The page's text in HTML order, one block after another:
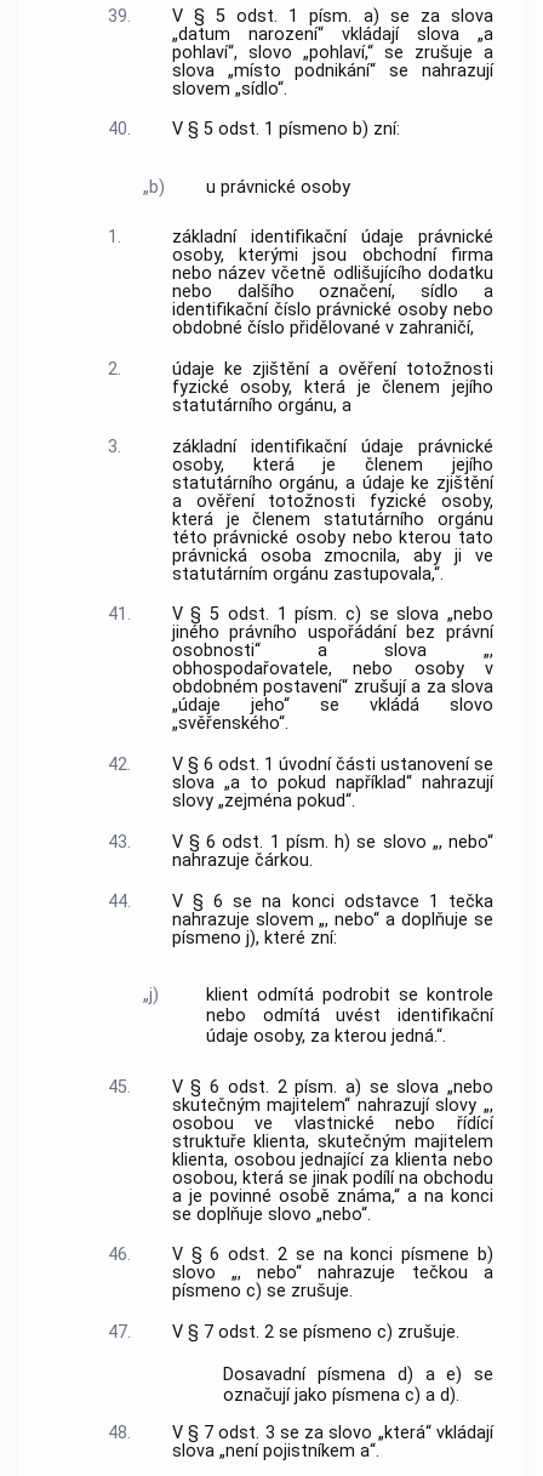
39.
V § 5 odst. 1 písm. a) se za slova
„datum narození“ vkládají slova „a
pohlaví“, slovo „pohlaví,“ se zrušuje a
slova „místo podnikání“ se nahrazují
slovem „sídlo“.
40.
V § 5 odst. 1 písmeno b) zní:
„b) u právnické osoby
1.
základní identifikační údaje právnické
osoby, kterými jsou obchodní firma
nebo název včetně odlišujícího dodatku
nebo dalšího označení, sídlo a
identifikační číslo právnické osoby nebo
obdobné číslo přidělované v zahraničí,
2.
údaje ke zjištění a ověření totožnosti
fyzické osoby, která je členem jejího
statutárního orgánu, a
3.
základní identifikační údaje právnické
osoby, která je členem jejího
statutárního orgánu, a údaje ke zjištění
a ověření totožnosti fyzické osoby,
která je členem statutárního orgánu
této právnické osoby nebo kterou tato
právnická osoba zmocnila, aby ji ve
statutárním orgánu zastupovala,“.
41.
V § 5 odst. 1 písm. c) se slova „nebo
jiného právního uspořádání bez právní
osobnosti“ a slova „,
obhospodařovatele, nebo osoby v
obdobném postavení“ zrušují a za slova
„údaje jeho“ se vkládá slovo
„svěřenského“.
42.
V § 6 odst. 1 úvodní části ustanovení se
slova „a to pokud například“ nahrazují
slovy „zejména pokud“.
43.
V § 6 odst. 1 písm. h) se slovo „, nebo“
nahrazuje čárkou.
44.
V § 6 se na konci odstavce 1 tečka
nahrazuje slovem „, nebo“ a doplňuje se
písmeno j), které zní:
„j)
klient odmítá podrobit se kontrole
nebo odmítá uvést identifikační
údaje osoby, za kterou jedná.“.
45.
V § 6 odst. 2 písm. a) se slova „nebo
skutečným majitelem“ nahrazují slovy „,
osobou ve vlastnické nebo řídící
struktuře klienta, skutečným majitelem
klienta, osobou jednající za klienta nebo
osobou, která se jinak podílí na obchodu
a je povinné osobě známa,“ a na konci
se doplňuje slovo „nebo“.
46.
V § 6 odst. 2 se na konci písmene b)
slovo „, nebo“ nahrazuje tečkou a
písmeno c) se zrušuje.
47.
V § 7 odst. 2 se písmeno c) zrušuje.
Dosavadní písmena d) a e) se
označují jako písmena c) a d).
48.
V § 7 odst. 3 se za slovo „která“ vkládají
slova „není pojistníkem a“.